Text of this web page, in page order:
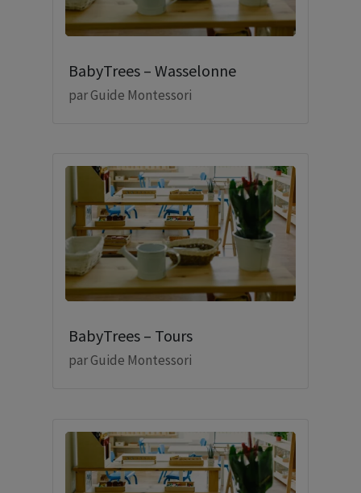
BabyTrees – Wasselonne
parGuide Montessori
BabyTrees – Tours
parGuide Montessori